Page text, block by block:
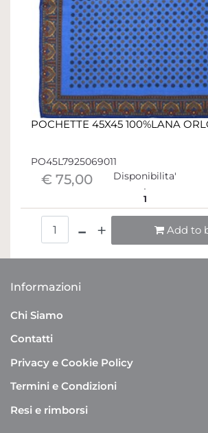
POCHETTE 45X45 100%LANA
PO45L7925069011
€ 75,00 Disponibilita'
1
Add to
Informazioni
Chi Siamo
Contatti
Privacy e Cookie Policy
Termini e Condizioni
Resi e rimborsi